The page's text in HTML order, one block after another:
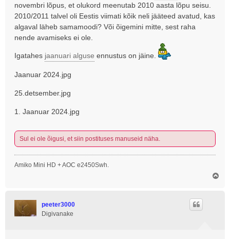
i
t
u
s
novembri lõpus, et olukord meenutab 2010 aasta lõpu seisu.
2010/2011 talvel oli Eestis viimati kõik neli jääteed avatud, kas
algaval läheb samamoodi? Või õigemini mitte, sest raha
nende avamiseks ei ole.
Igatahes jaanuari alguse ennustus on jäine.
Jaanuar 2024.jpg
25.detsember.jpg
1. Jaanuar 2024.jpg
Sul ei ole õigusi, et siin postituses manuseid näha.
Amiko Mini HD + AOC e2450Swh.
peeter3000
Digivanake